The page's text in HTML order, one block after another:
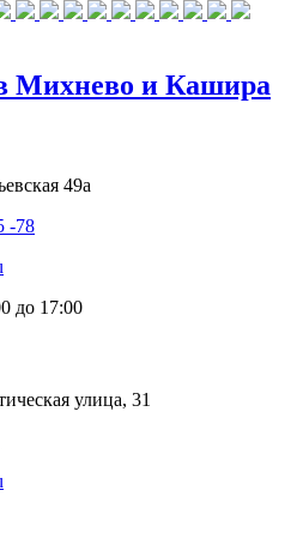
Михнево и Кашира
49а
-78
до 17:00
улица, 31